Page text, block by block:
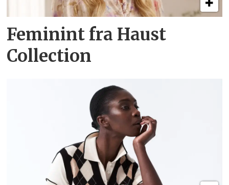
Feminint fra Haust
Collection